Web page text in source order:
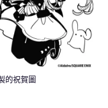
的祝賀圖